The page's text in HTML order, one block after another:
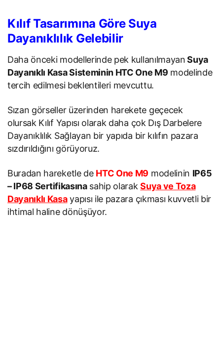
Kılıf Tasarımına Göre Suya
Dayanıklılık Gelebilir
Daha önceki modellerinde pek kullanılmayanSuya
Dayanıklı Kasa Sisteminin HTC One M9 modelinde
tercih edilmesi beklentileri mevcuttu.
Sızan görseller üzerinden harekete geçecek
olursak Kılıf Yapısı olarak daha çok Dış Darbelere
Dayanıklılık Sağlayan bir yapıda bir kılıfın pazara
sızdırıldığını görüyoruz.
Buradan hareketle de HTC One M9 modelinin IP65
– IP68 Sertifikasınasahip olarakSuya ve Toza
Dayanıklı Kasayapısı ile pazara çıkması kuvvetli bir
ihtimal haline dönüşüyor.